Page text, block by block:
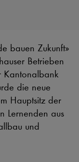
bauen Zukunft»
Betrieben
Kantonalbank
die neue
Hauptsitz der
Lernenden aus
und